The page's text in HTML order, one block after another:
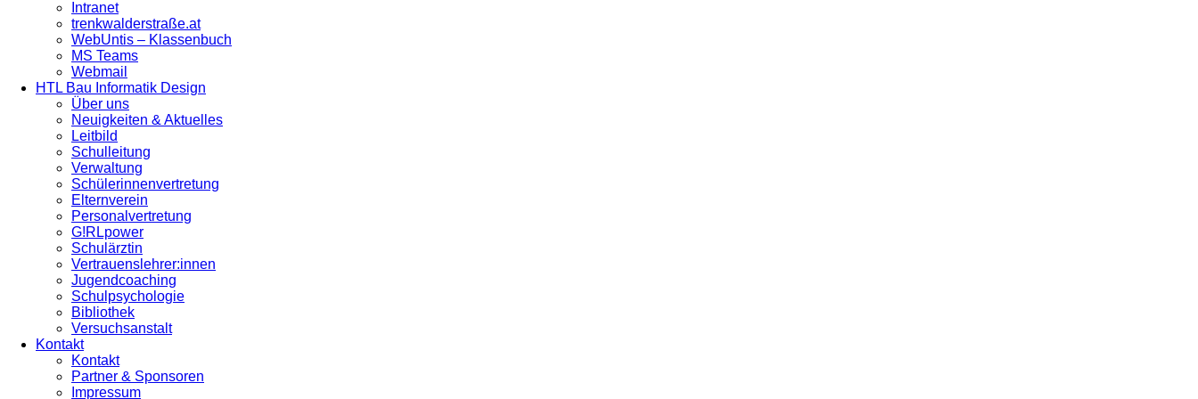
Intranet
trenkwalderstraße.at
WebUntis – Klassenbuch
MS Teams
Webmail
HTL Bau Informatik Design
Über uns
Neuigkeiten & Aktuelles
Leitbild
Schulleitung
Verwaltung
Schülerinnenvertretung
Elternverein
Personalvertretung
G!RLpower
Schulärztin
Vertrauenslehrer:innen
Jugendcoaching
Schulpsychologie
Bibliothek
Versuchsanstalt
Kontakt
Kontakt
Partner & Sponsoren
Impressum